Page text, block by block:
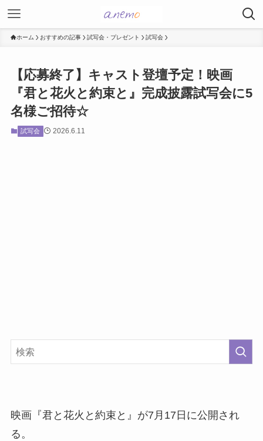
ホーム おすすめの記事 試写会・プレゼント 試写会
【応募終了】キャスト登壇予定！映画
『君と花火と約束と』完成披露試写会に5
名様ご招待☆
試写会 2026.6.11
映画『君と花火と約束と』が7月17日に公開され
る。